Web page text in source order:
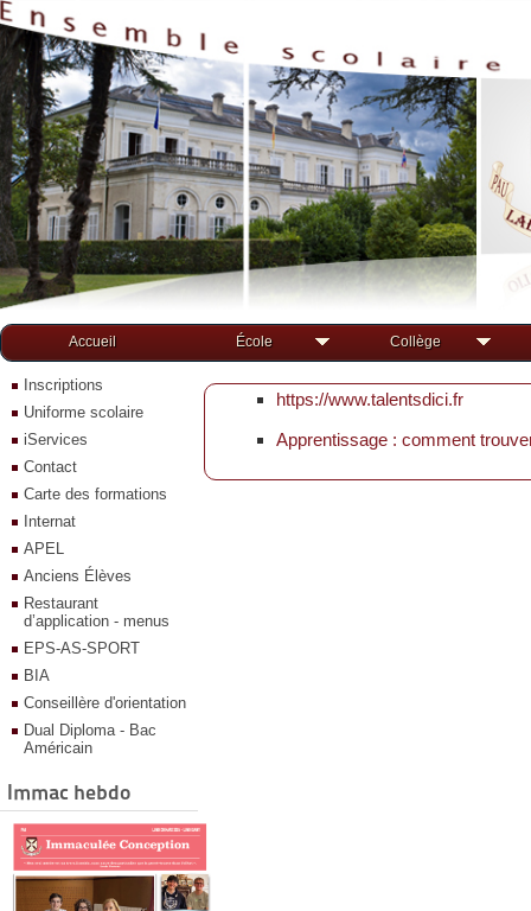
Accueil École Collège
Inscriptions
Uniforme scolaire
iServices
Contact
Carte des formations
Internat
APEL
Anciens Élèves
Restaurant
d’application - menus
EPS-AS-SPORT
BIA
Conseillère d'orientation
Dual Diploma - Bac
Américain
Immac hebdo
https://www.talentsdici.fr
Apprentissage : comment